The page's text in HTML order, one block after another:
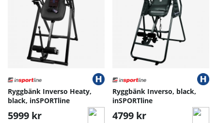
Ryggbänk Inverso Heaty,
black, inSPORTline
5999 kr
Ryggbänk Inverso, black,
inSPORTline
4799 kr